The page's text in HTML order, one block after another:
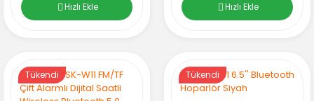
Hızlı Ekle Hızlı Ekle
Tükendi Tükendi